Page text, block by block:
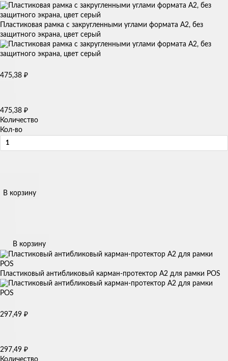
Пластиковая рамка с закругленными углами формата А2, без
защитного экрана, цвет серый
475,38 ₽
475,38 ₽
Количество
Кол-во
В корзину
В корзину
Пластиковый антибликовый карман-протектор А2 для рамки POS
297,49 ₽
297,49 ₽